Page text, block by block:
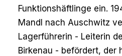
Funktionshäftlinge ein.
Mandl nach Auschwitz
Lagerführerin - Leiterin
Birkenau - befördert, der